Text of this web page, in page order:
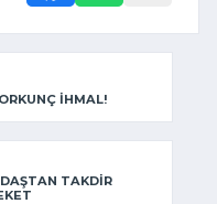
İHMAL!
TAKDİR